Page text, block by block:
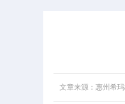
文章来源：惠州希